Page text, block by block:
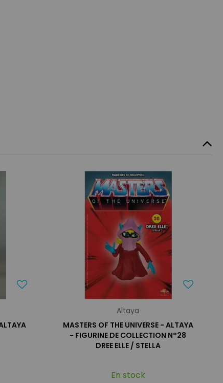
Altaya
MASTERS OF THE UNIVERSE - ALTAYA
- FIGURINE DE COLLECTION N°28
DREE ELLE / STELLA
En stock